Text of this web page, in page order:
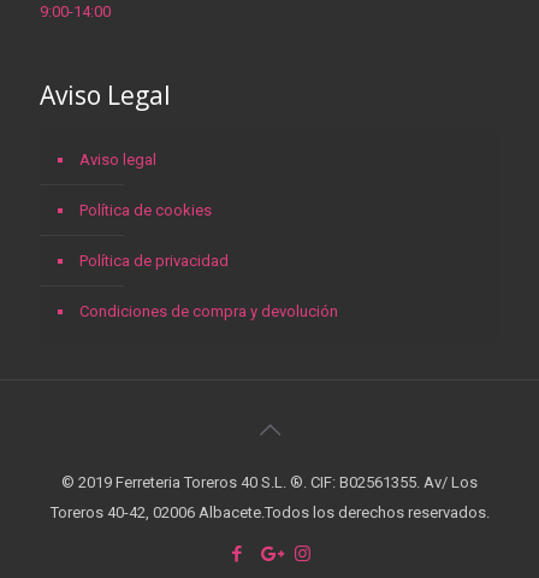
9:00-14:00
Aviso Legal
Aviso legal
Política de cookies
Política de privacidad
Condiciones de compra y devolución
© 2019 Ferreteria Toreros 40 S.L. ®. CIF: B02561355. Av/ Los
Toreros 40-42, 02006 Albacete.Todos los derechos reservados.